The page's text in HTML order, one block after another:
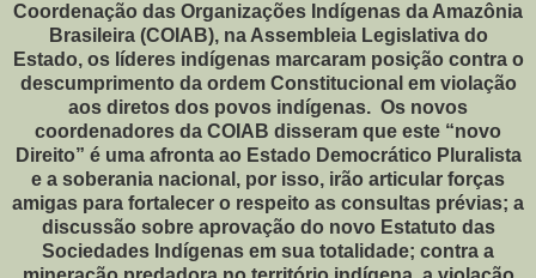
Coordenação das Organizações Indígenas da Amazônia
Brasileira (COIAB), na Assembleia Legislativa do
Estado, os líderes indígenas marcaram posição contra o
descumprimento da ordem Constitucional em violação
aos diretos dos povos indígenas. Os novos
coordenadores da COIAB disseram que este “novo
Direito” é uma afronta ao Estado Democrático Pluralista
e a soberania nacional, por isso, irão articular forças
amigas para fortalecer o respeito as consultas prévias; a
discussão sobre aprovação do novo Estatuto das
Sociedades Indígenas em sua totalidade; contra a